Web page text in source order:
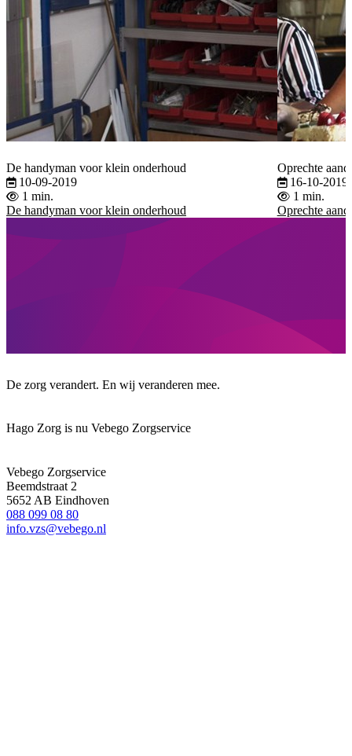
De handyman voor klein onderhoud
10-09-2019
1 min.
De handyman voor klein onderhoud
Oprechte
16-10-2019
1 min.
Oprechte
De zorg verandert. En wij veranderen mee.
Hago Zorg is nu Vebego Zorgservice
Vebego Zorgservice
Beemdstraat 2
5652 AB Eindhoven
088 099 08 80
info.vzs@vebego.nl